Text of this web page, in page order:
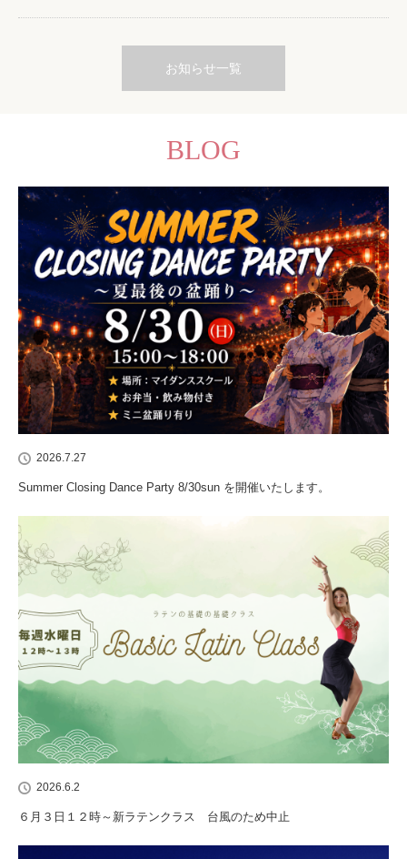
お知らせ一覧
BLOG
2026.7.27
Summer Closing Dance Party 8/30sun を開催いたします。
2026.6.2
６月３日１２時～新ラテンクラス 台風のため中止